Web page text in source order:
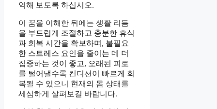
억해 보도록 하십시오.
이 꿈을 이해한 뒤에는 생활 리듬
을 부드럽게 조절하고 충분한 휴식
과 회복 시간을 확보하며, 불필요
한 스트레스 요인을 줄이는 데 더
집중하는 것이 좋고, 오래된 피로
를 털어낼수록 컨디션이 빠르게 회
복될 수 있으니 현재의 몸 상태를
세심하게 살펴보길 바랍니다.